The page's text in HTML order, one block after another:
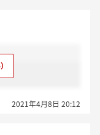
2021年4月8日 20:12